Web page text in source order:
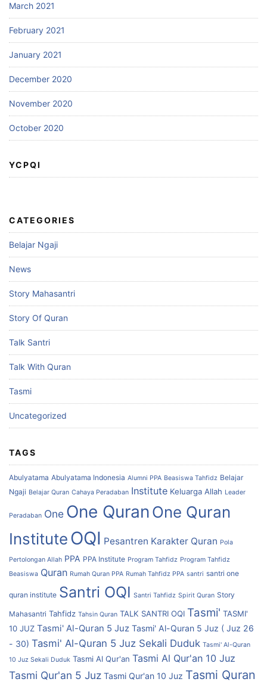
March 2021
February 2021
January 2021
December 2020
November 2020
October 2020
YCPQI
CATEGORIES
Belajar Ngaji
News
Story Mahasantri
Story Of Quran
Talk Santri
Talk With Quran
Tasmi
Uncategorized
TAGS
Abulyatama Abulyatama Indonesia Alumni PPA Beasiswa Tahfidz Belajar
Ngaji Belajar Quran Cahaya Peradaban Institute Keluarga Allah Leader
Peradaban One One QuranOne Quran
InstituteOQI Pesantren Karakter Quran Pola
Pertolongan Allah PPA PPA Institute Program Tahfidz Program Tahfidz
Beasiswa Quran Rumah Quran PPA Rumah Tahfidz PPA santri santri one
quran institute Santri OQI Santri Tahfidz Spirit Quran Story
Mahasantri Tahfidz Tahsin Quran TALK SANTRI OQI Tasmi' TASMI'
10 JUZ Tasmi' Al-Quran 5 Juz Tasmi' Al-Quran 5 Juz ( Juz 26
- 30) Tasmi' Al-Quran 5 Juz Sekali Duduk Tasmi' Al-Quran
10 Juz Sekali Duduk Tasmi Al Qur'an Tasmi Al Qur'an 10 Juz
Tasmi Qur'an 5 Juz Tasmi Qur'an 10 Juz Tasmi Quran